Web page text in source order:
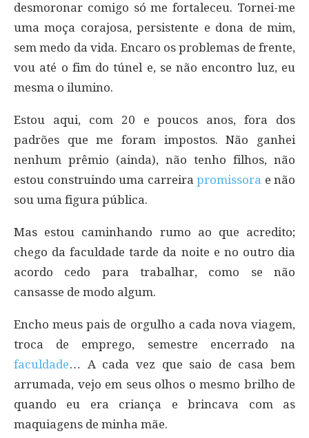
desmoronar comigo só me fortaleceu. Tornei-me
uma moça corajosa, persistente e dona de mim,
sem medo da vida. Encaro os problemas de frente,
vou até o fim do túnel e, se não encontro luz, eu
mesma o ilumino.
Estou aqui, com 20 e poucos anos, fora dos
padrões que me foram impostos. Não ganhei
nenhum prêmio (ainda), não tenho filhos, não
estou construindo uma carreira promissora e não
sou uma figura pública.
Mas estou caminhando rumo ao que acredito;
chego da faculdade tarde da noite e no outro dia
acordo cedo para trabalhar, como se não
cansasse de modo algum.
Encho meus pais de orgulho a cada nova viagem,
troca de emprego, semestre encerrado na
faculdade… A cada vez que saio de casa bem
arrumada, vejo em seus olhos o mesmo brilho de
quando eu era criança e brincava com as
maquiagens de minha mãe.